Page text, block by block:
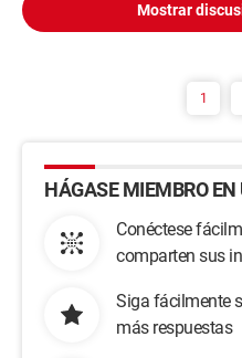
Mostrar
1
HÁGASE MIEMBRO
Conéctese
comparten sus
Siga fácilmente
más respuestas